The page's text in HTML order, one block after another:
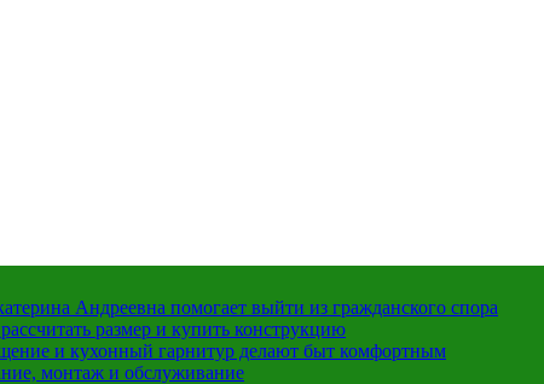
Андреевна помогает выйти из гражданского спора
размер и купить конструкцию
и кухонный гарнитур делают быт комфортным
монтаж и обслуживание